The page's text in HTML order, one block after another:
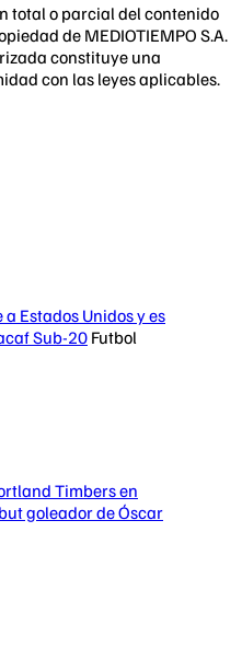
total o parcial del contenido
de MEDIOTIEMPO S.A.
constituye una
con las leyes aplicables.
a Estados Unidos y es
Sub-20 Futbol
Timbers en
goleador de Óscar